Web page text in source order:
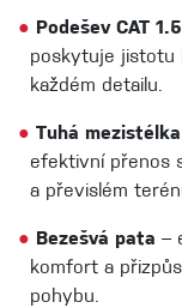
● Podešev CAT 1.5
poskytuje jistotu
každém detailu.
● Tuhá
efektivní přenos
a převislém
● Bezešvá pata –
komfort a
pohybu.